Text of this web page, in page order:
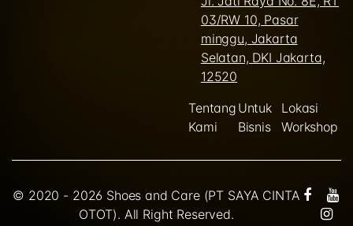
03/RW 10, Pasar
minggu, Jakarta
Selatan, DKI Jakarta,
12520
Tentang
Kami
Untuk
Bisnis
Lokasi
Workshop
© 2020 - 2026 Shoes and Care (PT SAYA CINTA
OTOT). All Right Reserved.